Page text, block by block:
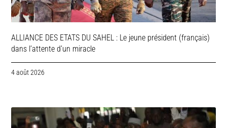
ALLIANCE DES ETATS DU SAHEL : Le jeune président (français)
dans l’attente d’un miracle
4 août 2026